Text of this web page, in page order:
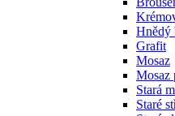
Hnědý
Grafit
Mosaz
Mosaz
Stará
Staré